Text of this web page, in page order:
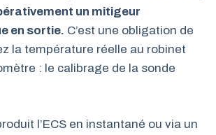
un mitigeur
en sortie. C’est une obligation de
la température réelle au robinet
: le calibrage de la sonde
l’ECS en instantané ou via un